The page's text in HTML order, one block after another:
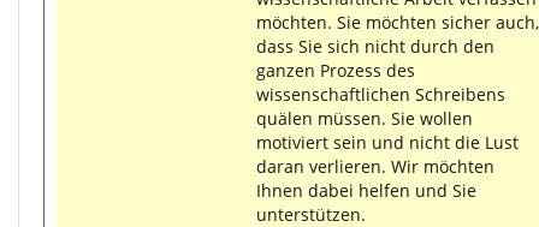
möchten. Sie möchten sicher auch,
dass Sie sich nicht durch den
ganzen Prozess des
wissenschaftlichen Schreibens
quälen müssen. Sie wollen
motiviert sein und nicht die Lust
daran verlieren. Wir möchten
Ihnen dabei helfen und Sie
unterstützen.